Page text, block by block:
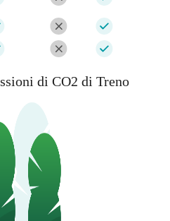
di CO2 di Treno